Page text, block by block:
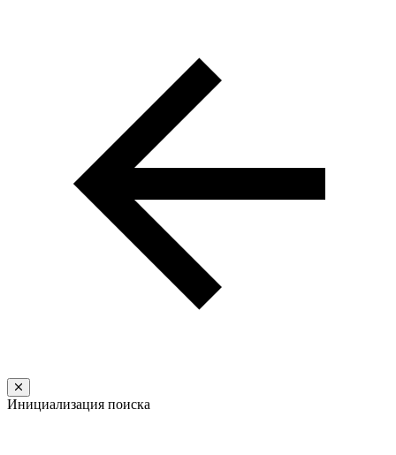
Инициализация поиска